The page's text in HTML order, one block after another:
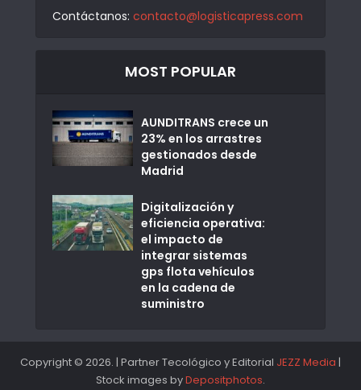
Contáctanos: contacto@logisticapress.com
MOST POPULAR
AUNDITRANS crece un
23% en los arrastres
gestionados desde
Madrid
Digitalización y
eficiencia operativa:
el impacto de
integrar sistemas
gps flota vehículos
en la cadena de
suministro
Copyright © 2026. | Partner Tecológico y Editorial JEZZ Media |
Stock images byDepositphotos.